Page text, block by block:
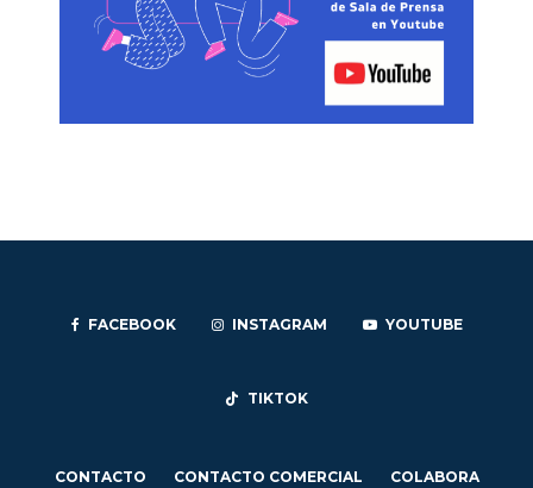
FACEBOOK INSTAGRAM YOUTUBE
TIKTOK
CONTACTO CONTACTO COMERCIAL COLABORA